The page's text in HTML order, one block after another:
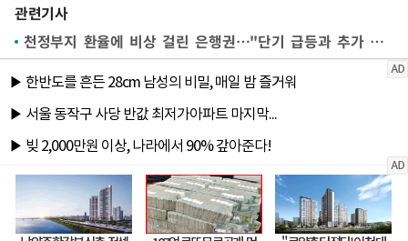
관련기사
천정부지 환율에 비상 걸린 은행권…"단기 급등과 추가 상승 대비"